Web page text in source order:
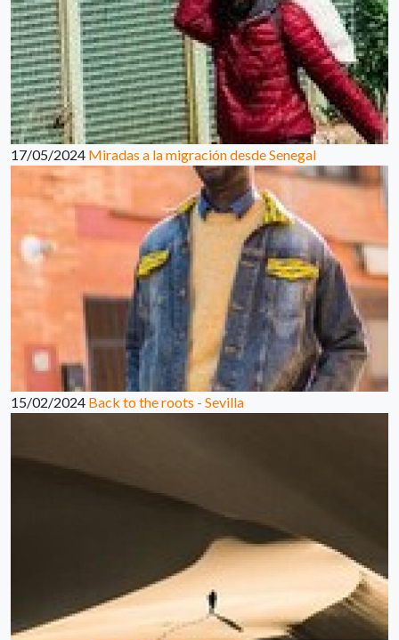
17/05/2024 Miradas a la migración desde Senegal
15/02/2024 Back to the roots - Sevilla